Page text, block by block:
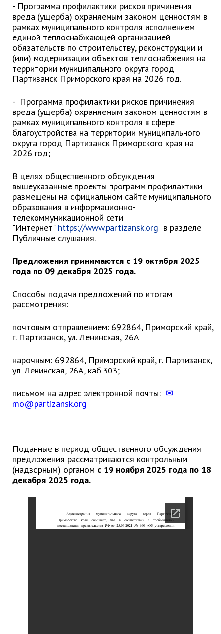
август 2025 г.
июль 2025 г.
июнь 2025 г.
май 2025 г.
апрель 2025 г.
март 2025 г.
февраль 2025 г.
январь 2025 г.
Администрация
Глава МО г. Партизанск
Первый заместитель главы
Заместители главы администрации
Управления
Управление бухгалтерского учёта
О финансовом управлении
контрольной работе
Управление экономики и
Об управлении экономики и
собственности
Отдел экономики
Труд
Специалисты по вопросам
потребительского рынка
Об отделе имущественных
отношений
Аукционные торги
Отдел территриального
Об отделе
- Программа профилактики рисков причинения
вреда (ущерба) охраняемым законом ценностям в
рамках муниципального контроля исполнением
единой теплоснабжающей организацией
обязательств по строительству, реконструкции и
(или) модернизации объектов теплоснабжения на
территории муниципального округа город
Партизанск Приморского края на 2026 год.
- Программа профилактики рисков причинения
вреда (ущерба) охраняемым законом ценностям в
рамках муниципального контроля в сфере
благоустройства на территории муниципального
округа город Партизанск Приморского края на
2026 год;
В целях общественного обсуждения
вышеуказанные проекты программ профилактики
размещены на официальном сайте муниципального
образования в информационно-
телекоммуникационной сети
"Интернет" https://www.partizansk.org в разделе
Публичные слушания.
Предложения принимаются с 19 октября 2025
года по 09 декабря 2025 года.
Способы подачи предложений по итогам
рассмотрения:
почтовым отправлением: 692864, Приморский край,
г. Партизанск, ул. Ленинская, 26А
нарочным: 692864, Приморский край, г. Партизанск,
ул. Ленинская, 26А, каб.303;
письмом на адрес электронной почты:
mo@partizansk.org
Поданные в период общественного обсуждения
предложения рассматриваются контрольным
(надзорным) органом с 19 ноября 2025 года по 18
декабря 2025 года.